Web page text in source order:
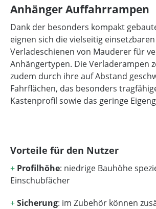
Anhänger Auffahrrampen
Dank der besonders kompakt
eignen sich die vielseitig
Verladeschienen von Mauderer für
Anhängertypen. Die Verladerampen
zudem durch ihre auf Abstand
Fahrflächen, das besonders
Kastenprofil sowie das geringe
Vorteile für den Nutzer
+ Profilhöhe: niedrige Bauhöhe
Einschubfächer
+Sicherung: im Zubehör können